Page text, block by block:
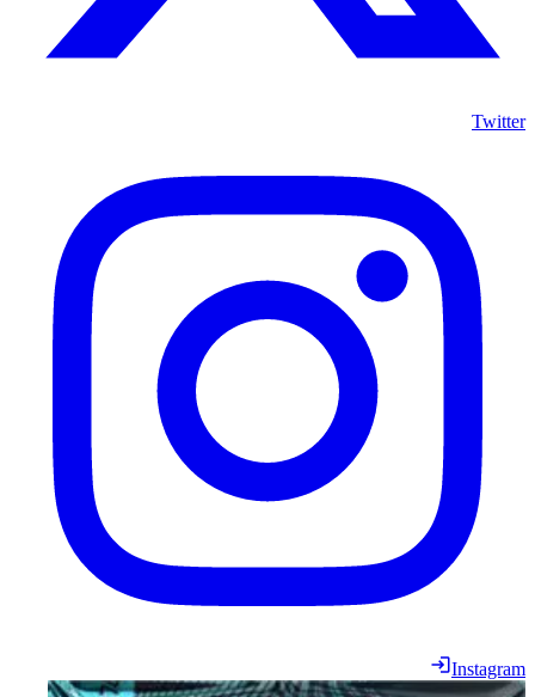
Twitter
Instagram